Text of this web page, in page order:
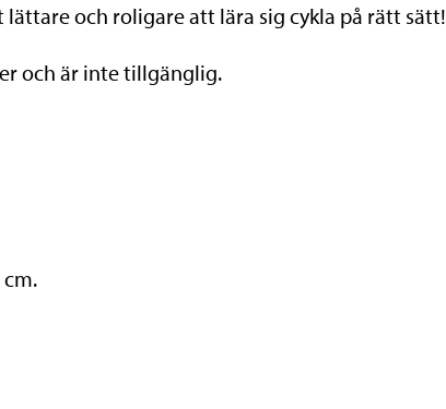
lättare och roligare att lära sig cykla på rätt sätt!
och är inte tillgänglig.